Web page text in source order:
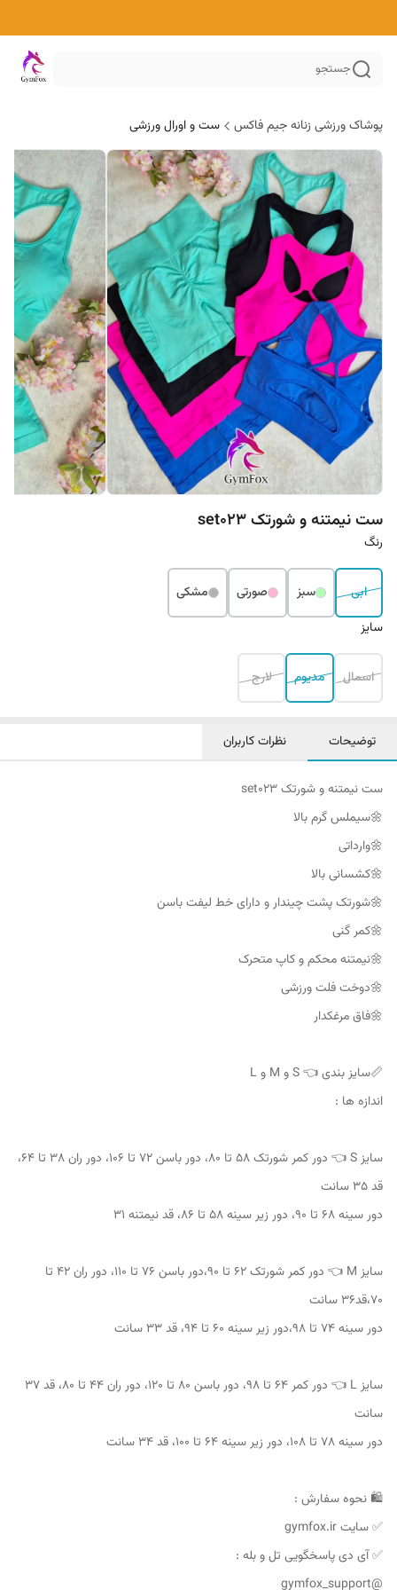
جستجو
پوشاک ورزشی زنانه جیم فاکس ست و اورال ورزشی
ست نیمتنه و شورتک set023
رنگ
ابی سبز صورتی
مشکی
سایز
اسمال مدیوم لارج
توضیحات نظرات کاربران
ست نیمتنه و شورتک set023
🌼سیملس گرم بالا
🌼وارداتی
🌼کشسانی بالا
🌼شورتک پشت چیندار و دارای خط لیفت باسن
🌼کمر گنی
🌼نیمتنه محکم و کاپ متحرک
🌼دوخت فلت ورزشی
🌼فاق مرغکدار
📏سایز بندی 👈 S و M و L
اندازه ها :
سایز S 👈 دور کمر شورتک ۵۸ تا ۸۰، دور باسن ۷۲ تا ۱۰۶، دور ران ۳۸ تا ۶۴،
قد ۳۵ سانت
دور سینه ۶۸ تا ۹۰، دور زیر سینه ۵۸ تا ۸۶، قد نیمتنه ۳۱
سایز M 👈 دور کمر شورتک ۶۲ تا ۹۰،دور باسن ۷۶ تا ۱۱۰، دور ران ۴۲ تا
۷۰،قد۳۶ سانت
دور سینه ۷۴ تا ۹۸،دور زیر سینه ۶۰ تا ۹۴، قد ۳۳ سانت
سایز L 👈 دور کمر ۶۴ تا ۹۸، دور باسن ۸۰ تا ۱۲۰، دور ران ۴۴ تا ۸۰، قد ۳۷
سانت
دور سینه ۷۸ تا ۱۰۸، دور زیر سینه ۶۴ تا ۱۰۰، قد ۳۴ سانت
🛍 نحوه سفارش :
✅ سایت gymfox.ir
✅ آی دی پاسخگویی تل و بله :
@gymfox_support